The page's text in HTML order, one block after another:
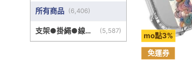
所有商品 (6,406)
支架●掛繩●線盒
●其他周邊
(5,587)
mo點3%
免運券